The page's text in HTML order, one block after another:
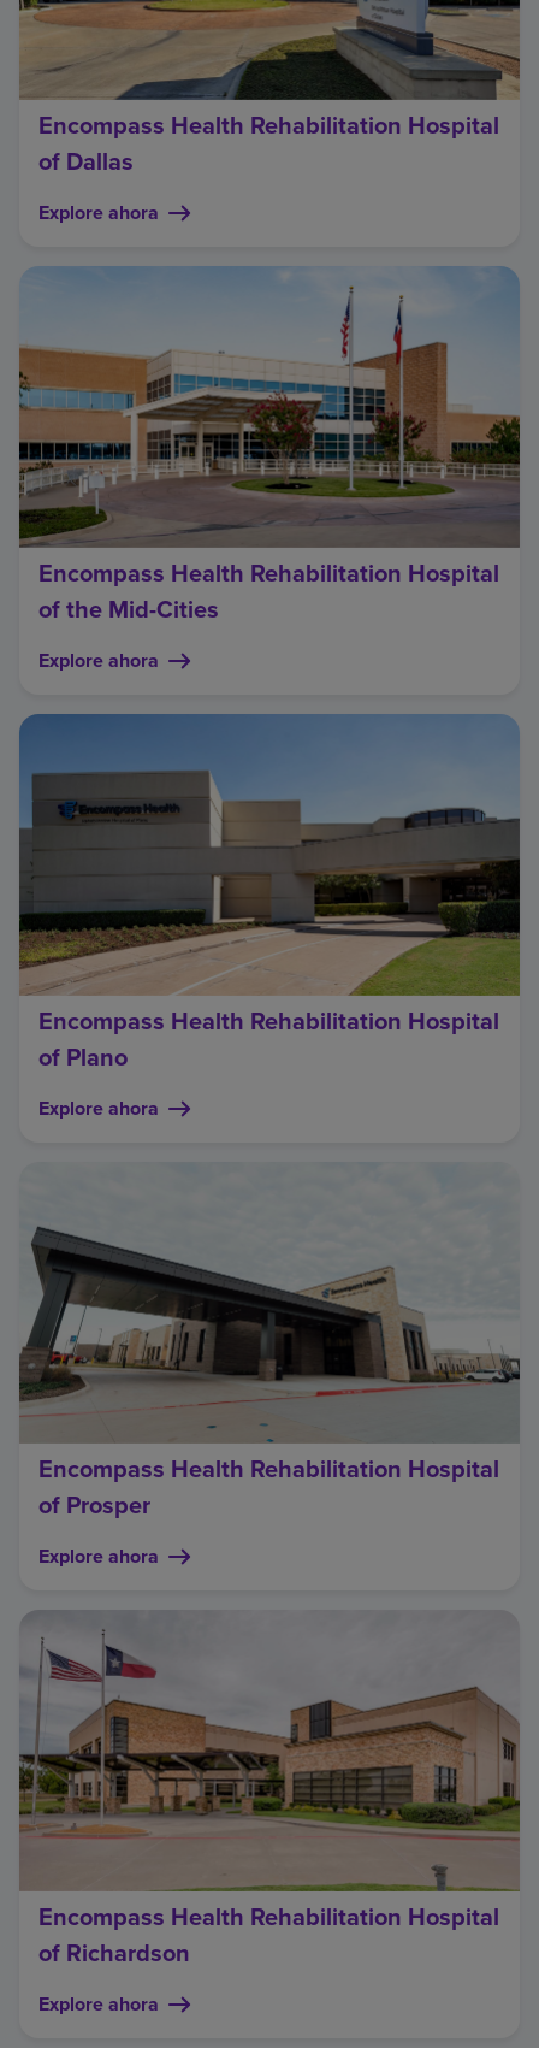
Encompass Health Rehabilitation Hospital
of Dallas
Explore ahora
Encompass Health Rehabilitation Hospital
of the Mid-Cities
Explore ahora
Encompass Health Rehabilitation Hospital
of Plano
Explore ahora
Encompass Health Rehabilitation Hospital
of Prosper
Explore ahora
Encompass Health Rehabilitation Hospital
of Richardson
Explore ahora